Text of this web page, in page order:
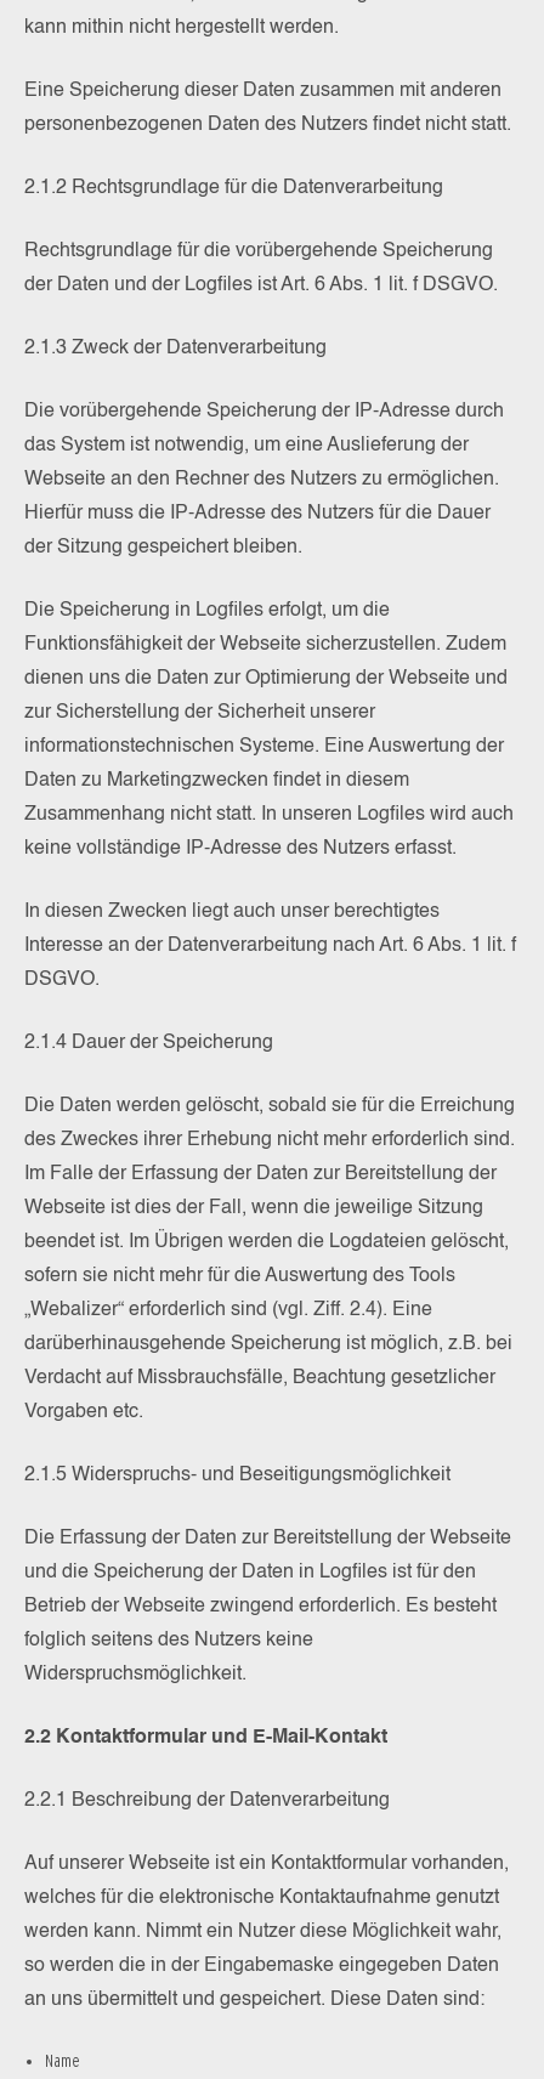
kann mithin nicht hergestellt werden.
Eine Speicherung dieser Daten zusammen mit anderen
personenbezogenen Daten des Nutzers findet nicht statt.
2.1.2 Rechtsgrundlage für die Datenverarbeitung
Rechtsgrundlage für die vorübergehende Speicherung
der Daten und der Logfiles ist Art. 6 Abs. 1 lit. f DSGVO.
2.1.3 Zweck der Datenverarbeitung
Die vorübergehende Speicherung der IP-Adresse durch
das System ist notwendig, um eine Auslieferung der
Webseite an den Rechner des Nutzers zu ermöglichen.
Hierfür muss die IP-Adresse des Nutzers für die Dauer
der Sitzung gespeichert bleiben.
Die Speicherung in Logfiles erfolgt, um die
Funktionsfähigkeit der Webseite sicherzustellen. Zudem
dienen uns die Daten zur Optimierung der Webseite und
zur Sicherstellung der Sicherheit unserer
informationstechnischen Systeme. Eine Auswertung der
Daten zu Marketingzwecken findet in diesem
Zusammenhang nicht statt. In unseren Logfiles wird auch
keine vollständige IP-Adresse des Nutzers erfasst.
In diesen Zwecken liegt auch unser berechtigtes
Interesse an der Datenverarbeitung nach Art. 6 Abs. 1 lit. f
DSGVO.
2.1.4 Dauer der Speicherung
Die Daten werden gelöscht, sobald sie für die Erreichung
des Zweckes ihrer Erhebung nicht mehr erforderlich sind.
Im Falle der Erfassung der Daten zur Bereitstellung der
Webseite ist dies der Fall, wenn die jeweilige Sitzung
beendet ist. Im Übrigen werden die Logdateien gelöscht,
sofern sie nicht mehr für die Auswertung des Tools
„Webalizer“ erforderlich sind (vgl. Ziff. 2.4). Eine
darüberhinausgehende Speicherung ist möglich, z.B. bei
Verdacht auf Missbrauchsfälle, Beachtung gesetzlicher
Vorgaben etc.
2.1.5 Widerspruchs- und Beseitigungsmöglichkeit
Die Erfassung der Daten zur Bereitstellung der Webseite
und die Speicherung der Daten in Logfiles ist für den
Betrieb der Webseite zwingend erforderlich. Es besteht
folglich seitens des Nutzers keine
Widerspruchsmöglichkeit.
2.2 Kontaktformular und E-Mail-Kontakt
2.2.1 Beschreibung der Datenverarbeitung
Auf unserer Webseite ist ein Kontaktformular vorhanden,
welches für die elektronische Kontaktaufnahme genutzt
werden kann. Nimmt ein Nutzer diese Möglichkeit wahr,
so werden die in der Eingabemaske eingegeben Daten
an uns übermittelt und gespeichert. Diese Daten sind:
Name